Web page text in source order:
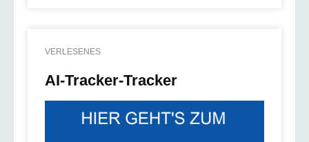
VERLESENES
AI-Tracker-Tracker